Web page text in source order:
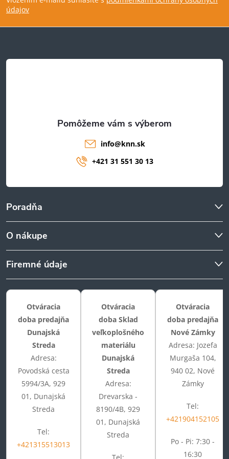
p
t
údajov
Poradňa
O nákupe
Firemné údaje
info@knn.sk
+421 31 551 30 13
Otváracia
doba predajňa
Dunajská
Streda
Adresa:
Povodská cesta
5994/3A, 929
01, Dunajská
Streda
Tel:
+421315513013
Otváracia
doba Sklad
veľkoplošného
materiálu
Dunajská
Streda
Adresa:
Drevarska -
8190/4B, 929
01, Dunajská
Streda
Otváracia
doba predajňa
Nové Zámky
Adresa: Jozefa
Murgaša 104,
940 02, Nové
Zámky
Tel:
+421904152105
Po - Pi: 7:30 -
16:30